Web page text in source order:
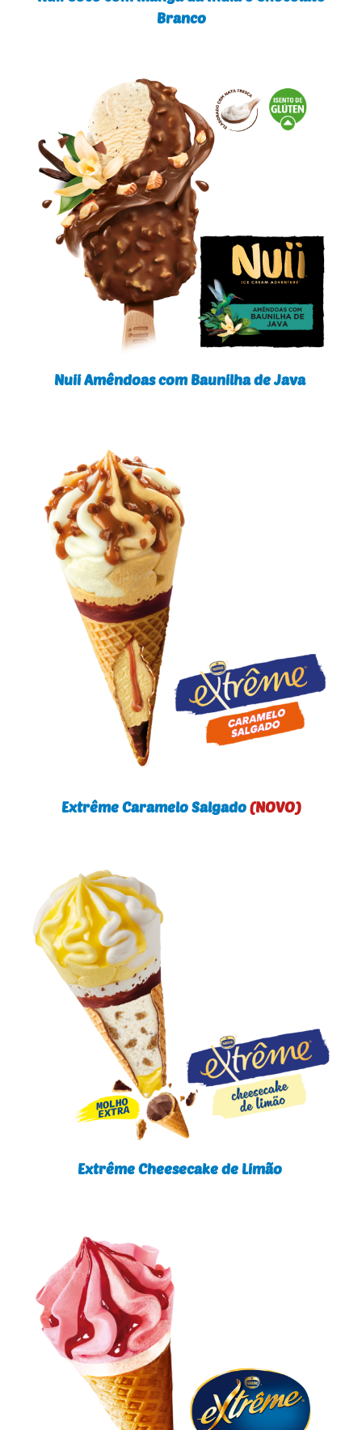
Branco
Nuii Amêndoas com Baunilha de Java
Extrême Caramelo Salgado(NOVO)
Extrême Cheesecake de Limão